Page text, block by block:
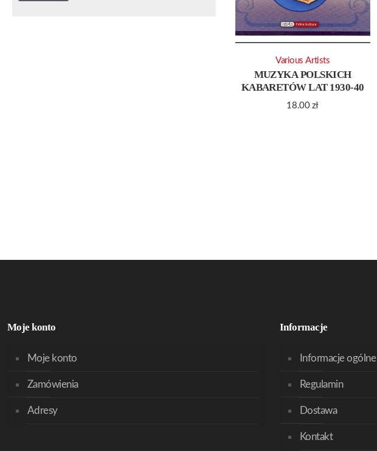
MUZYKA POLSKICH
KABARETÓW LAT 1930-40
18.00 zł
Various Artists
Moje konto
Moje konto
Zamówienia
Adresy
Informacje
Informacje ogólne
Regulamin
Dostawa
Kontakt